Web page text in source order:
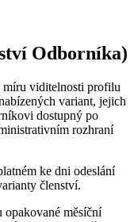
Odborníka)
míru viditelnosti profilu
variant, jejich
dostupný po
rozhraní
ke dni odeslání
členství.
měsíční